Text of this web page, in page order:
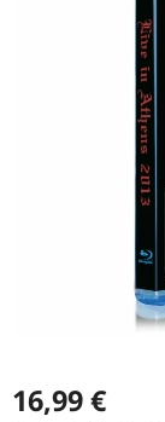
Regulärer Preis:
16,99 €